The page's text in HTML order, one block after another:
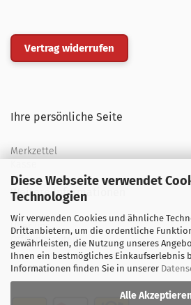
Diese Webseite verwendet
Technologien
Wir verwenden Cookies und ähnliche
Drittanbietern, um die ordentliche
gewährleisten, die Nutzung unseres
Ihnen ein bestmögliches Einkaufserlebnis
Informationen finden Sie in unserer
Alle
Vertrag widerrufen
Ihre persönliche Seite
Merkzettel
Weitere Informationen
Über uns
Öffnungszeiten
Versand